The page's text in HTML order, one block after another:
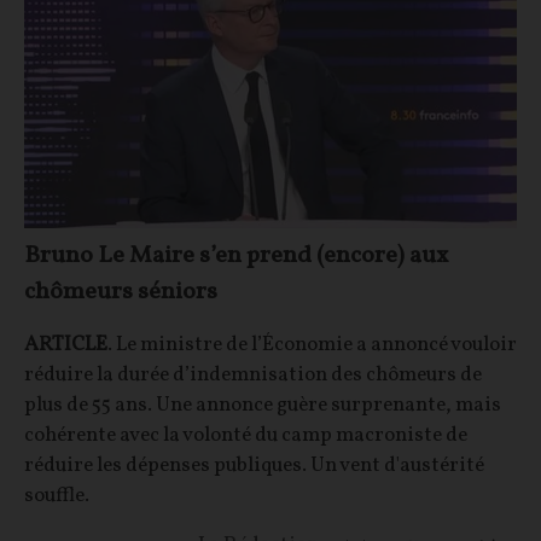
Bruno Le Maire s’en prend (encore) aux
chômeurs séniors
ARTICLE. Le ministre de l’Économie a annoncé vouloir
réduire la durée d’indemnisation des chômeurs de
plus de 55 ans. Une annonce guère surprenante, mais
cohérente avec la volonté du camp macroniste de
réduire les dépenses publiques. Un vent d'austérité
souffle.